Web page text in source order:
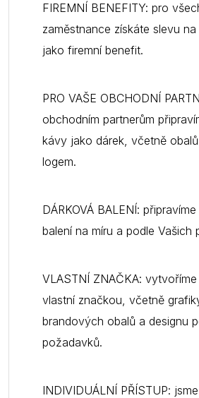
FIREMNÍ BENEFITY: pro
zaměstnance získáte slevu
jako firemní benefit.
PRO VAŠE OBCHODNÍ
obchodním partnerům
kávy jako dárek, včetně
logem.
DÁRKOVÁ BALENÍ:
balení na míru a podle Vašich
VLASTNÍ ZNAČKA:
vlastní značkou, včetně
brandových obalů a designu
požadavků.
INDIVIDUÁLNÍ PŘÍSTUP: